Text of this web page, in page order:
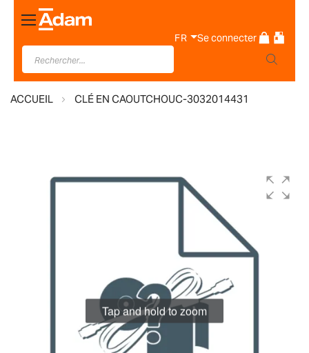
Basculer
la
navigation
FR Se connecter
ACCUEIL CLÉ EN CAOUTCHOUC-3032014431
Tap and hold to zoom